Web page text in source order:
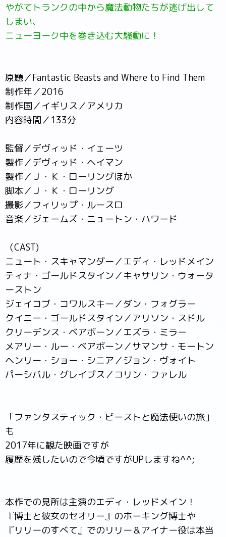
やがてトランクの中から魔法動物たちが逃げ出して
しまい、
ニューヨーク中を巻き込む大騒動に！
原題／Fantastic Beasts and Where to Find Them
制作年／2016
制作国／イギリス／アメリカ
内容時間／133分
監督／デヴィッド・イェーツ
製作／デヴィッド・ヘイマン
製作／Ｊ・Ｋ・ローリングほか
脚本／Ｊ・Ｋ・ローリング
撮影／フィリップ・ルースロ
音楽／ジェームズ・ニュートン・ハワード
（CAST)
ニュート・スキャマンダー／エディ・レッドメイン
ティナ・ゴールドスタイン／キャサリン・ウォータ
ーストン
ジェイコブ・コワルスキー／ダン・フォグラー
クイニー・ゴールドスタイン／アリソン・スドル
クリーデンス・ベアボーン／エズラ・ミラー
メアリー・ルー・ベアボーン／サマンサ・モートン
ヘンリー・ショー・シニア／ジョン・ヴォイト
パーシバル・グレイブス／コリン・ファレル
「ファンタスティック・ビーストと魔法使いの旅」
も
2017年に観た映画ですが
履歴を残したいので今頃ですがUPしますね^^;
本作での見所は主演のエディ・レッドメイン！
『博士と彼女のセオリー』のホーキング博士や
『リリーのすべて』でのリリー＆アイナー役は本当